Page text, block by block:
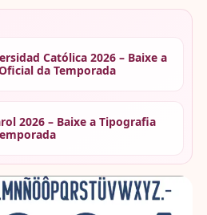
Católica 2026 – Baixe a
da Temporada
2026 – Baixe a Tipografia